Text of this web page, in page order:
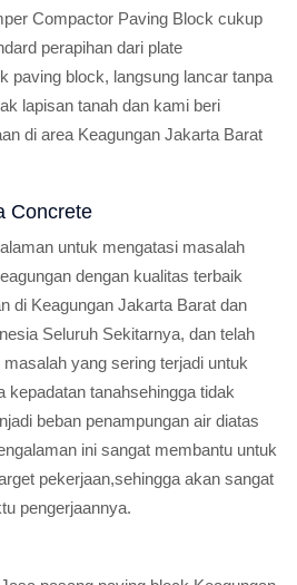
Compactor Paving Block cukup
perapihan dari plate
paving block, langsung lancar tanpa
lapisan tanah dan kami beri
di area Keagungan Jakarta Barat
Concrete
untuk mengatasi masalah
dengan kualitas terbaik
di Keagungan Jakarta Barat dan
Seluruh Sekitarnya, dan telah
yang sering terjadi untuk
kepadatan tanahsehingga tidak
beban penampungan air diatas
ini sangat membantu untuk
pekerjaan,sehingga akan sangat
pengerjaannya.